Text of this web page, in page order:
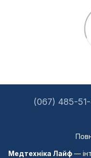
(067) 485-
Медтехніка Лайф —